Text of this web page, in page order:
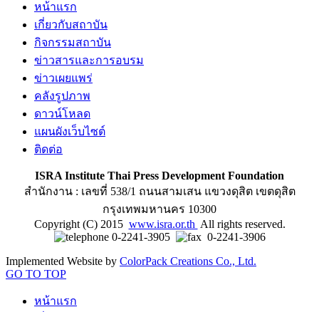
หน้าแรก
เกี่ยวกับสถาบัน
กิจกรรมสถาบัน
ข่าวสารและการอบรม
ข่าวเผยแพร่
คลังรูปภาพ
ดาวน์โหลด
แผนผังเว็บไซต์
ติดต่อ
ISRA Institute Thai Press Development Foundation
สำนักงาน : เลขที่ 538/1 ถนนสามเสน แขวงดุสิต เขตดุสิต
กรุงเทพมหานคร 10300
Copyright (C) 2015 www.isra.or.th All rights reserved.
0-2241-3905
0-2241-3906
Implemented Website by ColorPack Creations Co., Ltd.
GO TO TOP
หน้าแรก